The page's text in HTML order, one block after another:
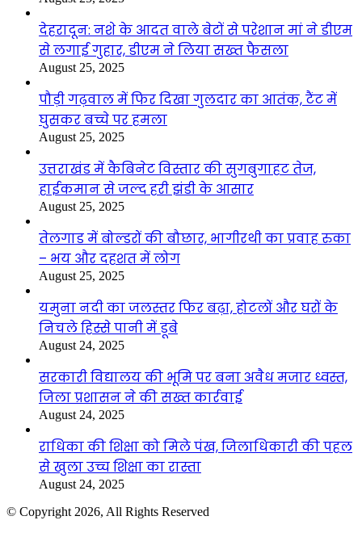
देहरादून: नशे के आदत वाले बेटों से परेशान मां ने डीएम
से लगाई गुहार, डीएम ने लिया सख्त फैसला
August 25, 2025
पौड़ी गढ़वाल में फिर दिखा गुलदार का आतंक, टैंट में
घुसकर बच्चे पर हमला
August 25, 2025
उत्तराखंड में कैबिनेट विस्तार की सुगबुगाहट तेज,
हाईकमान से जल्द हरी झंडी के आसार
August 25, 2025
तेलगाड में बोल्डरों की बौछार, भागीरथी का प्रवाह रुका
– भय और दहशत में लोग
August 25, 2025
यमुना नदी का जलस्तर फिर बढ़ा, होटलों और घरों के
निचले हिस्से पानी में डूबे
August 24, 2025
सरकारी विद्यालय की भूमि पर बना अवैध मजार ध्वस्त,
जिला प्रशासन ने की सख्त कार्रवाई
August 24, 2025
राधिका की शिक्षा को मिले पंख, जिलाधिकारी की पहल
से खुला उच्च शिक्षा का रास्ता
August 24, 2025
© Copyright 2026, All Rights Reserved